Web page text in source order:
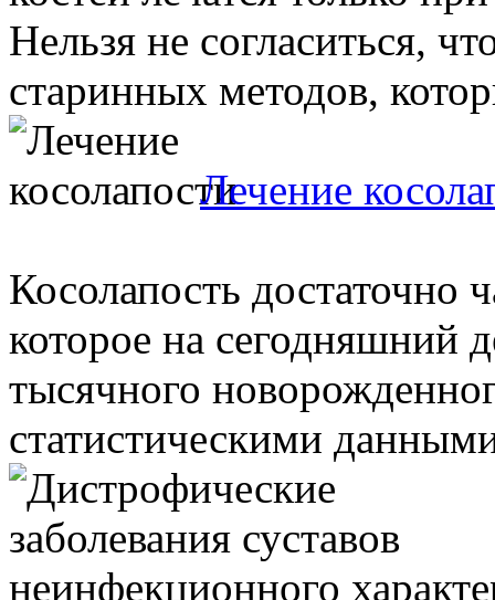
Нельзя не согласиться,
старинных методов,
Лечение
Косолапость достаточно
которое на сегодняшний
тысячного
статистическими